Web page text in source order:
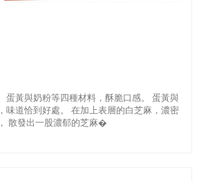
蛋黃與奶粉等四種材料，酥脆口感。 蛋黃與
味道恰到好處。 在加上表層的白芝麻，濃密
散發出一股濃郁的芝麻�